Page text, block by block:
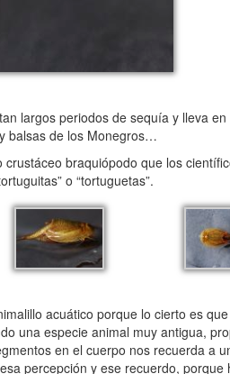
largos periodos de sequía y lleva
balsas de los Monegros…
braquiópodo que los
o “tortuguetas”.
acuático porque lo cierto es
una especie animal muy antigua,
en el cuerpo nos recuerda a
percepción y ese recuerdo,